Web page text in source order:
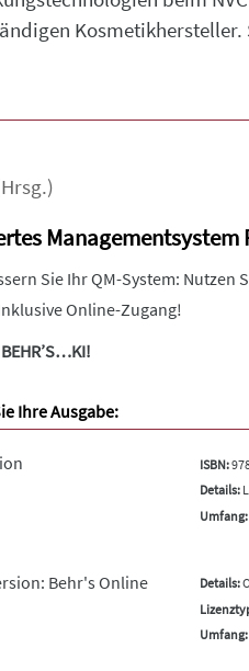
Kosmetikhersteller.
Managementsystem
Sie Ihr QM-System:
Online-Zugang!
Ihre Ausgabe:
ISBN:
Details:
Umfang:
Behr's Online Details:
Umfang: